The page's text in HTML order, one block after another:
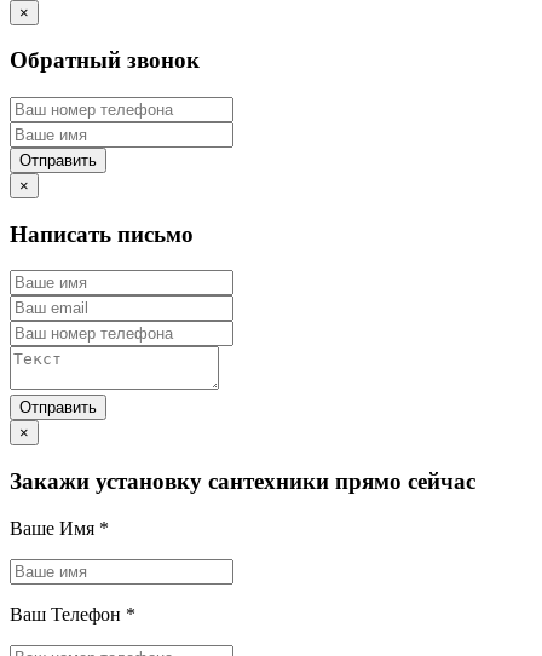
×
Обратный звонок
×
Написать письмо
×
Закажи установку сантехники прямо сейчас
Ваше Имя *
Ваш Телефон *